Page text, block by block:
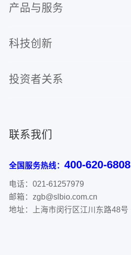
产品与服务
科技创新
投资者关系
联系我们
全国服务热线： 400-620-6808
电话：021-61257979
邮箱：zgb@slbio.com.cn
地址：上海市闵行区江川东路48号